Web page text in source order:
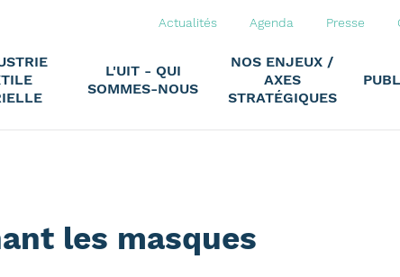
Actualités Agenda Presse
L'UIT - QUI
SOMMES-NOUS
NOS ENJEUX /
AXES
STRATÉGIQUES
les masques